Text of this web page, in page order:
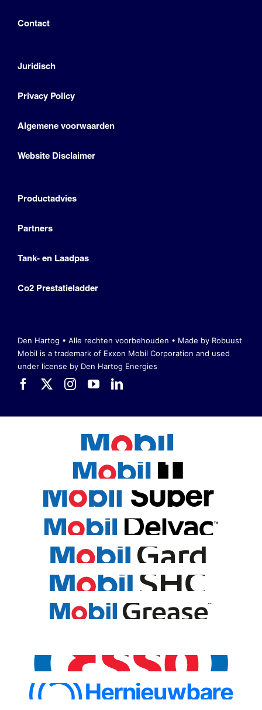
Contact
Juridisch
Privacy Policy
Algemene voorwaarden
Website Disclaimer
Productadvies
Partners
Tank- en Laadpas
Co2 Prestatieladder
Den Hartog • Alle rechten voorbehouden • Made by Robuust
Mobil is a trademark of Exxon Mobil Corporation and used
under license by Den Hartog Energies